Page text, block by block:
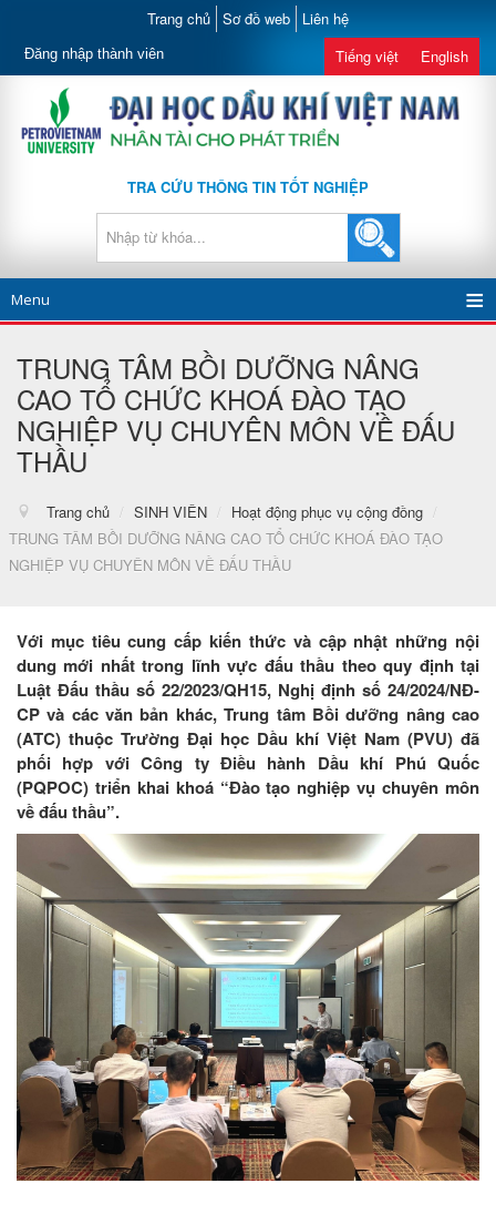
Trang chủ Sơ đồ web Liên hệ
Đăng nhập thành viên Tiếng việt English
TRA CỨU THÔNG TIN TỐT NGHIỆP
Menu
TRUNG TÂM BỒI DƯỠNG NÂNG
CAO TỔ CHỨC KHOÁ ĐÀO TẠO
NGHIỆP VỤ CHUYÊN MÔN VỀ ĐẤU
THẦU
Trang chủ / SINH VIÊN / Hoạt động phục vụ cộng đồng
/
TRUNG TÂM BỒI DƯỠNG NÂNG CAO TỔ CHỨC KHOÁ ĐÀO TẠO
NGHIỆP VỤ CHUYÊN MÔN VỀ ĐẤU THẦU
Với mục tiêu cung cấp kiến thức và cập nhật những nội
dung mới nhất trong lĩnh vực đấu thầu theo quy định tại
Luật Đấu thầu số 22/2023/QH15, Nghị định số 24/2024/NĐ-
CP và các văn bản khác, Trung tâm Bồi dưỡng nâng cao
(ATC) thuộc Trường Đại học Dầu khí Việt Nam (PVU) đã
phối hợp với Công ty Điều hành Dầu khí Phú Quốc
(PQPOC) triển khai khoá “Đào tạo nghiệp vụ chuyên môn
về đấu thầu”.